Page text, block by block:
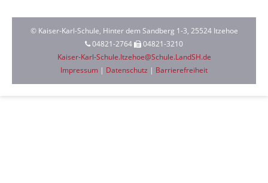
© Kaiser-Karl-Schule, Hinter dem Sandberg 1-3, 25524 Itzehoe
04821-2764
04821-3210
Kaiser-Karl-Schule.Itzehoe@Schule.LandSH.de
Impressum | Datenschutz | Barrierefreiheit